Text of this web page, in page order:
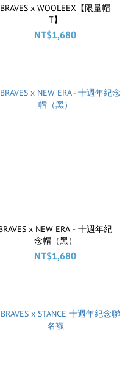
BRAVES x WOOLEEX【限量帽
T】
NT$1,680
x NEW ERA - 十週年紀
念帽（黑）
NT$1,680